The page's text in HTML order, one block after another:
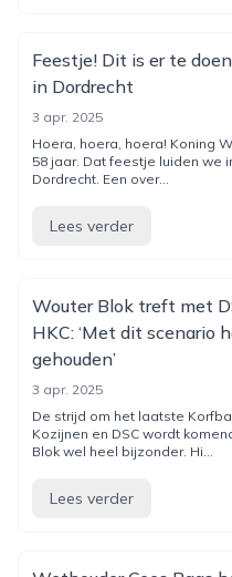
Feestje! Dit is er te
in Dordrecht
3 apr. 2025
Hoera, hoera, hoera! Koning
58 jaar. Dat feestje luiden we
Dordrecht. Een over...
Lees verder
Wouter Blok treft met
HKC: ‘Met dit scenario
gehouden’
3 apr. 2025
De strijd om het laatste
Kozijnen en DSC wordt
Blok wel heel bijzonder. Hi...
Lees verder